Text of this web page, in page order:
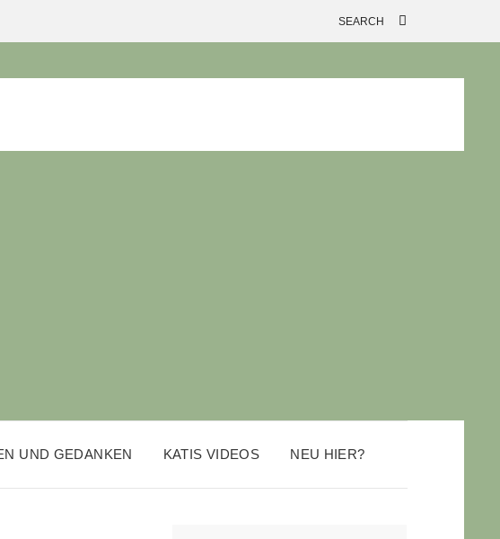
UND GEDANKEN KATIS VIDEOS NEU HIER?